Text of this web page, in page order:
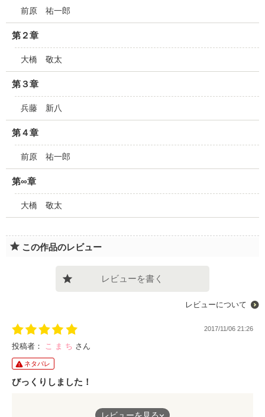
前原 祐一郎
第２章
大橋 敬太
第３章
兵藤 新八
第４章
前原 祐一郎
第∞章
大橋 敬太
この作品のレビュー
レビューを書く
レビューについて
2017/11/06 21:26
投稿者： こ ま ち さん
ネタバレ
びっくりしました！
このシリーズの1を読んでからずっと2を読みたかったです！